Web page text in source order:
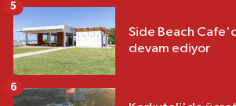
Side Beach
devam ediyor
5
6